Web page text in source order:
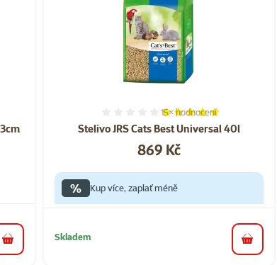
hodnocení: 3
do košíku
Stelivo JRS Cats Best Universal 40l
Hodnocení 99%, počet
15×hodnocení
Cena
869 Kč
% Kup více, zaplať méně
Skladem
do